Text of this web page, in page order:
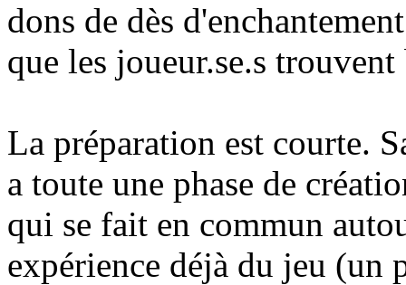
dons de dès
que les joueur.se.s
La préparation est courte.
a toute une phase de
qui se fait en commun
expérience déjà du jeu (un